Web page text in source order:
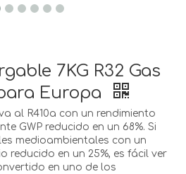
7KG R32 Gas
Europa
al R410a con un rendimiento
GWP reducido en un 68%. Si
medioambientales con un
reducido en un 25%, es fácil ver
en uno de los